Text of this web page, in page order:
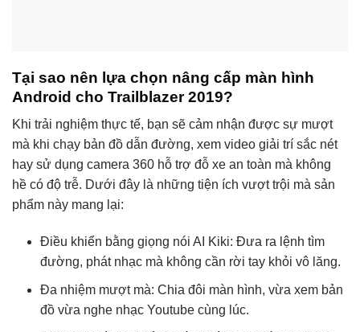
Tại sao nên lựa chọn nâng cấp màn hình
Android cho Trailblazer 2019?
Khi trải nghiệm thực tế, bạn sẽ cảm nhận được sự mượt
mà khi chạy bản đồ dẫn đường, xem video giải trí sắc nét
hay sử dụng camera 360 hỗ trợ đỗ xe an toàn mà không
hề có độ trễ. Dưới đây là những tiện ích vượt trội mà sản
phẩm này mang lại:
Điều khiển bằng giọng nói AI Kiki: Đưa ra lệnh tìm
đường, phát nhạc mà không cần rời tay khỏi vô lăng.
Đa nhiệm mượt mà: Chia đôi màn hình, vừa xem bản
đồ vừa nghe nhạc Youtube cùng lúc.